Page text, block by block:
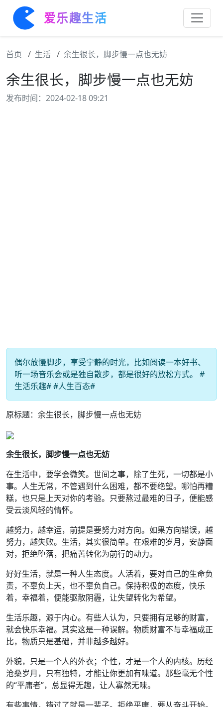
爱乐趣生活
首页 生活 余生很长，脚步慢一点也无妨
余生很长，脚步慢一点也无妨
发布时间：2024-02-18 09:21
偶尔放慢脚步，享受宁静的时光，比如阅读一本好书、
听一场音乐会或是独自散步，都是很好的放松方式。 #
生活乐趣# #人生百态#
原标题：余生很长，脚步慢一点也无妨
余生很长，脚步慢一点也无妨
在生活中，要学会微笑。世间之事，除了生死，一切都是小
事。人生无常，不管遇到什么困难，都不要绝望。哪怕再糟
糕，也只是上天对你的考验。只要熬过最难的日子，便能感
受云淡风轻的情怀。
越努力，越幸运，前提是要努力对方向。如果方向错误，越
努力，越失败。生活，其实很简单。在艰难的岁月，安静面
对，拒绝堕落，把痛苦转化为前行的动力。
好好生活，就是一种人生态度。人活着，要对自己的生命负
责，不辜负上天，也不辜负自己。保持积极的态度，快乐
着，幸福着，便能驱散阴霾，让失望转化为希望。
生活乐趣，源于内心。有些人认为，只要拥有足够的财富，
就会快乐幸福。其实这是一种误解。物质财富不与幸福成正
比，物质只是基础，并非越多越好。
外貌，只是一个人的外衣；个性，才是一个人的内核。历经
沧桑岁月，只有独特，才能让你更加有味道。那些毫无个性
的“平庸者”，总显得无趣，让人寡然无味。